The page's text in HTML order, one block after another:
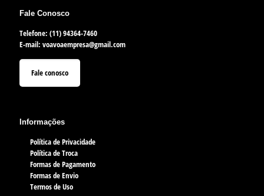
Fale Conosco
Telefone: (11) 94364-7460
E-mail: voavoaempresa@gmail.com
Fale conosco
Informações
Política de Privacidade
Política de Troca
Formas de Pagamento
Formas de Envio
Termos de Uso